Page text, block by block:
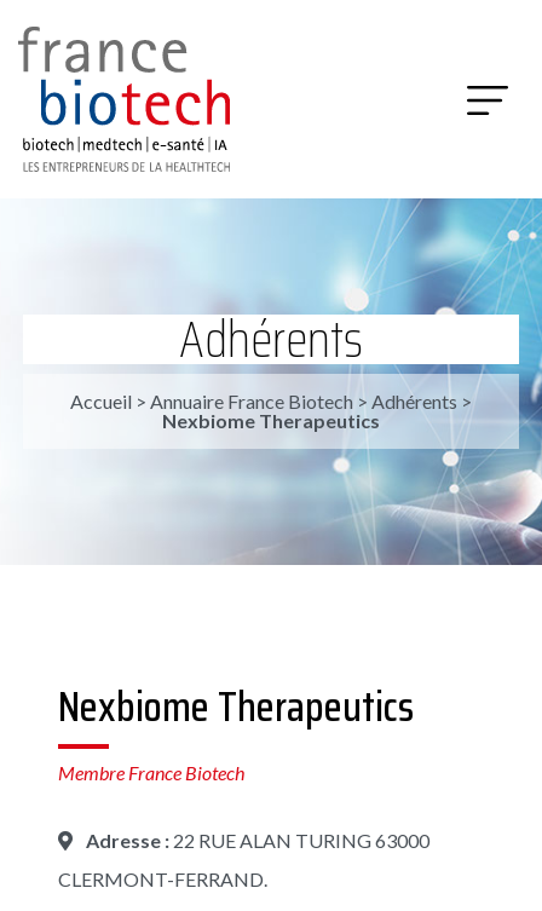
Adhérents
Accueil > Annuaire France Biotech > Adhérents >
Nexbiome Therapeutics
Nexbiome Therapeutics
Membre France Biotech
Adresse : 22 RUE ALAN TURING 63000
CLERMONT-FERRAND.